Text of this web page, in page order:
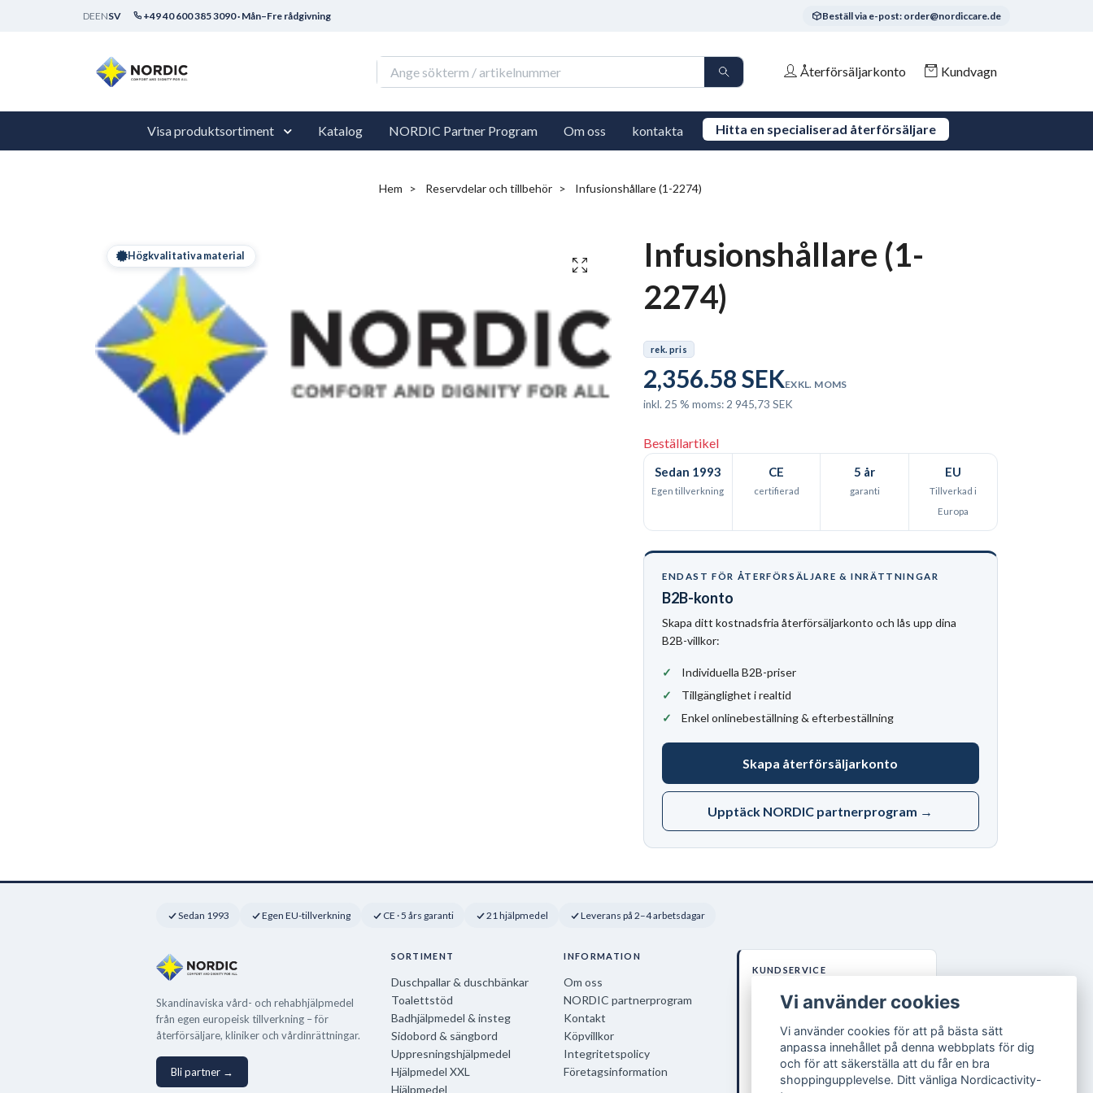
DEENSV +49 40 600 385 3090 · Mån–Fre rådgivning Beställ via e-post: order@nordiccare.de
Återförsäljarkonto Kundvagn
Visa produktsortiment Katalog NORDIC Partner Program Om oss kontakta Hitta en specialiserad återförsäljare
Hem Reservdelar och tillbehör Infusionshållare (1-2274)
Högkvalitativa material
Infusionshållare (1-
2274)
rek. pris
2,356.58 SEKEXKL. MOMS
inkl. 25 % moms: 2 945,73 SEK
Beställartikel
Sedan 1993
Egen tillverkning
CE
certifierad
5 år
garanti
EU
Tillverkad i
Europa
ENDAST FÖR ÅTERFÖRSÄLJARE & INRÄTTNINGAR
B2B-konto
Skapa ditt kostnadsfria återförsäljarkonto och lås upp dina
B2B-villkor:
Individuella B2B-priser
Tillgänglighet i realtid
Enkel onlinebeställning & efterbeställning
Skapa återförsäljarkonto
Upptäck NORDIC partnerprogram →
Sedan 1993 Egen EU-tillverkning CE · 5 års garanti 21 hjälpmedel Leverans på 2–4 arbetsdagar
Skandinaviska vård- och rehabhjälpmedel
från egen europeisk tillverkning – för
återförsäljare, kliniker och vårdinrättningar.
Bli partner →
SORTIMENT
Duschpallar & duschbänkar
Toalettstöd
Badhjälpmedel & insteg
Sidobord & sängbord
Uppresningshjälpmedel
Hjälpmedel XXL
Hjälpmedel
INFORMATION
Om oss
NORDIC partnerprogram
Kontakt
Köpvillkor
Integritetspolicy
Företagsinformation
KUNDSERVICE
+49 40 600 385 3090
info@nordiccare.de
Nordic Activity AB
Lokegatan 5, 263 37 Höganäs (SE)
Vi använder cookies
Vi använder cookies för att på bästa sätt
anpassa innehållet på denna webbplats för dig
och för att säkerställa att du får en bra
shoppingupplevelse. Ditt vänliga Nordicactivity-